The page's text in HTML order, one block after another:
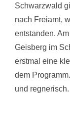
Schwarzwald
nach Freiamt,
entstanden.
Geisberg im
erstmal eine
dem
und